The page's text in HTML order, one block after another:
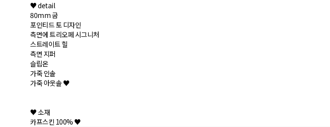
♥ detail
80mm 굽
포인티드 토 디자인
측면에 트리오페 시그니처
스트레이트 힐
측면 지퍼
슬립온
가죽 인솔
가죽 아웃솔 ♥
♥ 소재
카프스킨 100% ♥